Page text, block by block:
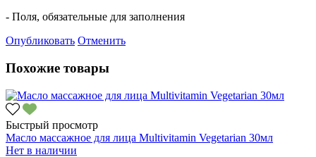
- Поля, обязательные для заполнения
Опубликовать Отменить
Похожие товары
Быстрый просмотр
Масло массажное для лица Multivitamin Vegetarian 30мл
Нет в наличии